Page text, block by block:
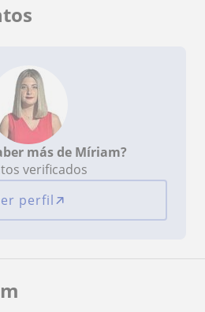
más de Míriam?
verificados
perfil